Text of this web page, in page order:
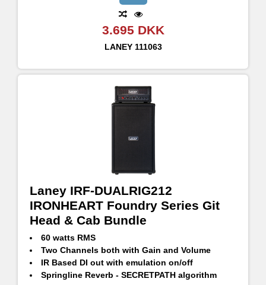
3.695 DKK
LANEY 111063
Laney IRF-DUALRIG212
IRONHEART Foundry Series Git
Head & Cab Bundle
60 watts RMS
Two Channels both with Gain and Volume
IR Based DI out with emulation on/off
Springline Reverb - SECRETPATH algorithm